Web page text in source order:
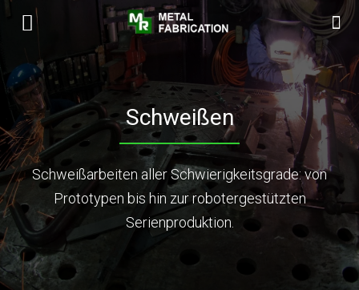
Schweißen
Schweißarbeiten aller Schwierigkeitsgrade: von
Prototypen bis hin zur robotergestützten
Serienproduktion.